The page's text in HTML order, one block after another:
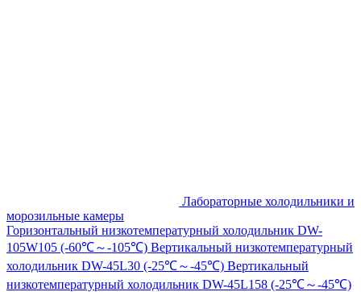
Лабораторные холодильники и
морозильные камеры
Горизонтальный низкотемпературный холодильник DW-
105W105 (-60℃～-105℃) Вертикальный низкотемпературный
холодильник DW-45L30 (-25℃～-45℃) Вертикальный
низкотемпературный холодильник DW-45L158 (-25℃～-45℃)